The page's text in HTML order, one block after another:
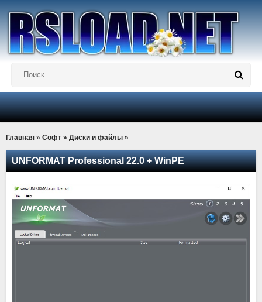
Главная » Софт » Диски и файлы »
UNFORMAT Professional 22.0 + WinPE